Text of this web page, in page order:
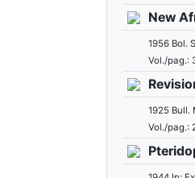
New
1956 Bol.
Vol./pag.:
1925 Bull.
Vol./pag.: